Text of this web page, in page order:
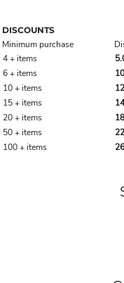
DISCOUNTS
Minimum purchase
4 + items
6 + items
10 + items
15 + items
20 + items
50 + items
100 + items